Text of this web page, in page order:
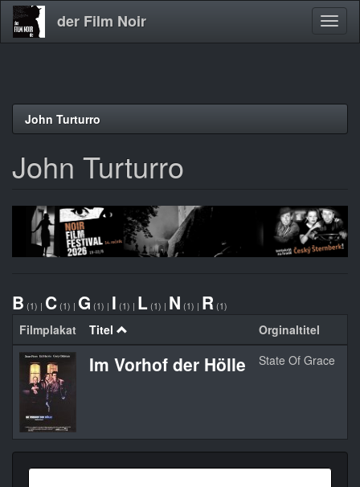
Direkt
der Film Noir
John Turturro
John Turturro
B (1) | C (1) | G (1) | I (1) | L (1) | N (1) | R (1)
Filmplakat Titel Orginaltitel
Im Vorhof der Hölle State Of Grace